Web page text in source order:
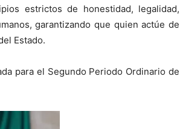
estrictos de honestidad, legalidad,
garantizando que quien actúe de
Estado.
para el Segundo Periodo Ordinario de